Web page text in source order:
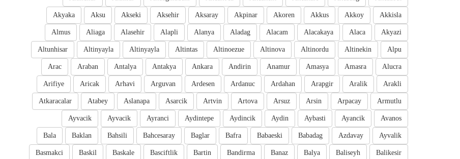
Akkisla
Akkoy
Akkus
Akoren
Akpinar
Aksaray
Aksehir
Akseki
Aksu
Akyaka
Akyazi
Alaca
Alacakaya
Alacam
Aladag
Alanya
Alapli
Alasehir
Aliaga
Almus
Alpu
Altinekin
Altinordu
Altinova
Altinoezue
Altintas
Altinyayla
Altinyayla
Altunhisar
Alucra
Amasra
Amasya
Anamur
Andirin
Ankara
Antakya
Antalya
Araban
Arac
Arakli
Aralik
Arapgir
Ardahan
Ardanuc
Ardesen
Arguvan
Arhavi
Aricak
Arifiye
Armutlu
Arpacay
Arsin
Arsuz
Artova
Artvin
Asarcik
Aslanapa
Atabey
Atkaracalar
Avanos
Ayancik
Aybasti
Aydin
Aydincik
Aydintepe
Ayranci
Ayvacik
Ayvacik
Ayvalik
Azdavay
Babadag
Babaeski
Bafra
Baglar
Bahcesaray
Bahsili
Baklan
Bala
Balikesir
Baliseyh
Balya
Banaz
Bandirma
Bartin
Basciftlik
Baskale
Baskil
Basmakci